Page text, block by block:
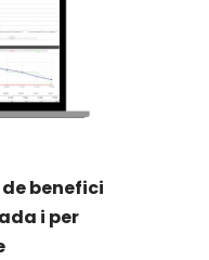
benefici
i per